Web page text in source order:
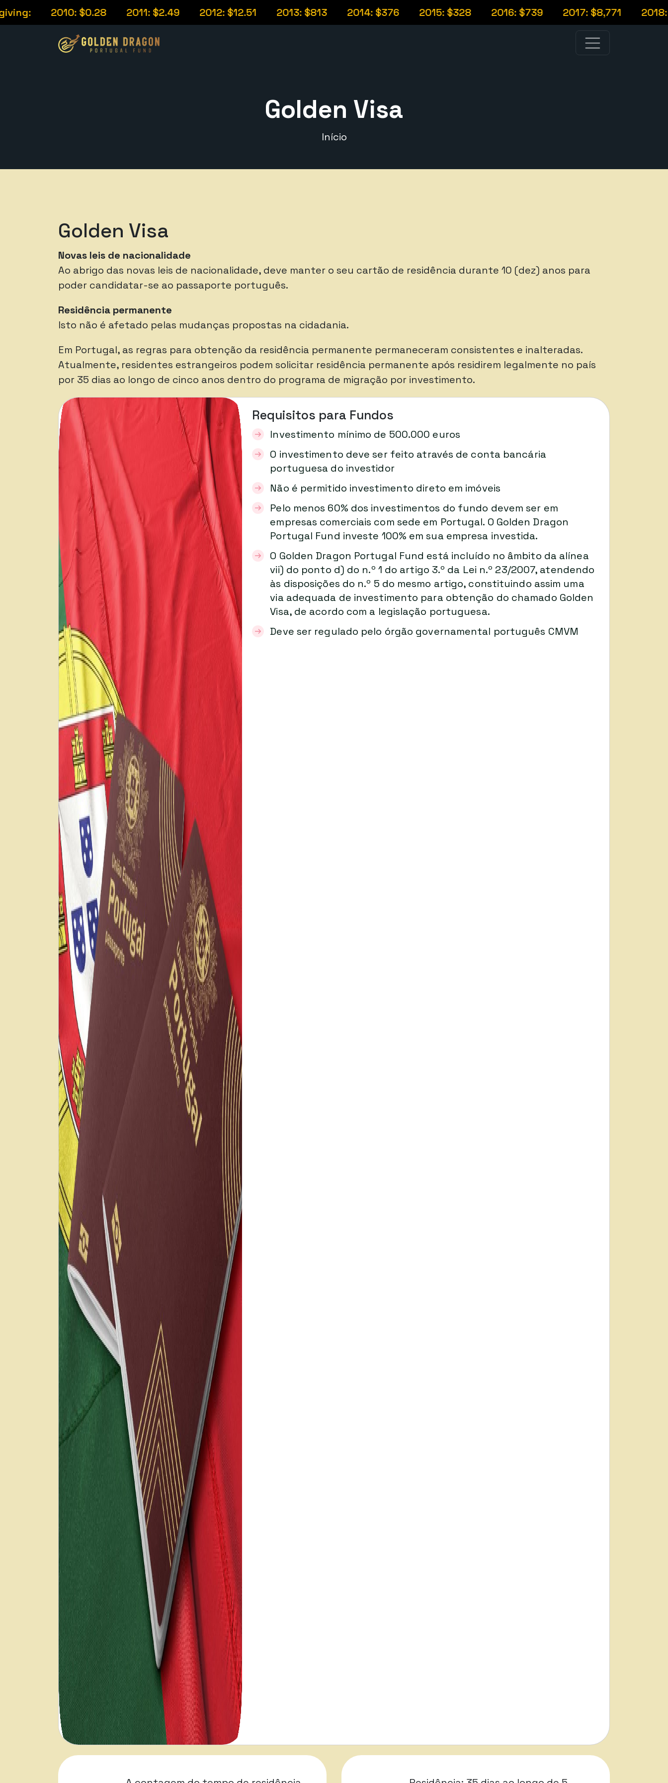
2010: $0.28 2011: $2.49 2012: $12.51 2013: $813 2014: $376 2015: $328 2016: $739 2017: $8,771 2018:
Golden Visa
Início
Golden Visa
Novas leis de nacionalidade
Ao abrigo das novas leis de nacionalidade, deve manter o seu cartão de residência durante 10 (dez) anos para
poder candidatar-se ao passaporte português.
Residência permanente
Isto não é afetado pelas mudanças propostas na cidadania.
Em Portugal, as regras para obtenção da residência permanente permaneceram consistentes e inalteradas.
Atualmente, residentes estrangeiros podem solicitar residência permanente após residirem legalmente no país
por 35 dias ao longo de cinco anos dentro do programa de migração por investimento.
Requisitos para Fundos
Investimento mínimo de 500.000 euros
O investimento deve ser feito através de conta bancária
portuguesa do investidor
Não é permitido investimento direto em imóveis
Pelo menos 60% dos investimentos do fundo devem ser em
empresas comerciais com sede em Portugal. O Golden Dragon
Portugal Fund investe 100% em sua empresa investida.
O Golden Dragon Portugal Fund está incluído no âmbito da alínea
vii) do ponto d) do n.º 1 do artigo 3.º da Lei n.º 23/2007, atendendo
às disposições do n.º 5 do mesmo artigo, constituindo assim uma
via adequada de investimento para obtenção do chamado Golden
Visa, de acordo com a legislação portuguesa.
Deve ser regulado pelo órgão governamental português CMVM